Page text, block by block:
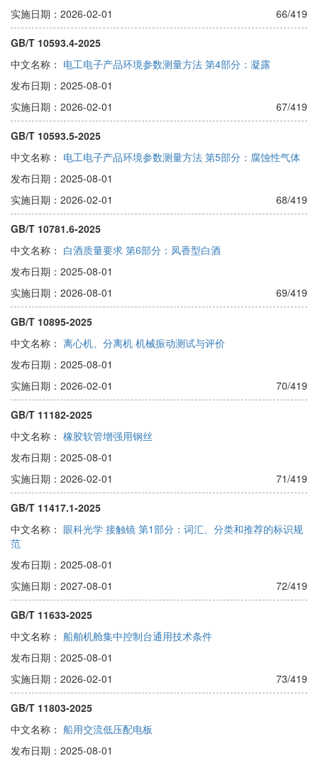
实施日期：2026-02-01
66/419
GB/T 10593.4-2025
中文名称： 电工电子产品环境参数测量方法 第4部分：凝露
发布日期：2025-08-01
实施日期：2026-02-01
67/419
GB/T 10593.5-2025
中文名称： 电工电子产品环境参数测量方法 第5部分：腐蚀性气体
发布日期：2025-08-01
实施日期：2026-02-01
68/419
GB/T 10781.6-2025
中文名称： 白酒质量要求 第6部分：凤香型白酒
发布日期：2025-08-01
实施日期：2026-08-01
69/419
GB/T 10895-2025
中文名称： 离心机、分离机 机械振动测试与评价
发布日期：2025-08-01
实施日期：2026-02-01
70/419
GB/T 11182-2025
中文名称： 橡胶软管增强用钢丝
发布日期：2025-08-01
实施日期：2026-02-01
71/419
GB/T 11417.1-2025
中文名称： 眼科光学 接触镜 第1部分：词汇、分类和推荐的标识规
范
发布日期：2025-08-01
实施日期：2027-08-01
72/419
GB/T 11633-2025
中文名称： 船舶机舱集中控制台通用技术条件
发布日期：2025-08-01
实施日期：2026-02-01
73/419
GB/T 11803-2025
中文名称： 船用交流低压配电板
发布日期：2025-08-01